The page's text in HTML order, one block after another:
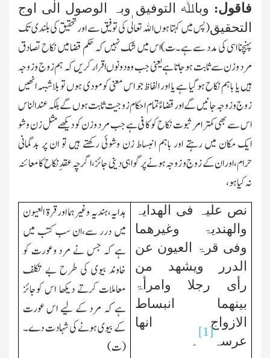
فاقول: وباﷲ التوفیق وبہ الوصول الٰی اوج
التحقیق(پس میں کہتا ہوں اﷲ تعالٰی کی توفیق سے اور تحقیق کی بلندی تك
پہنچنا اسی کی مدد سے ہے۔ت)اس میں شك نہیں کہ حکم قضا میں نکاح تصادق
مرد وزن سے ثابت ہوجاتا ہے یعنی جب وہ دونوں اقرار کریں کہ ہم زوج وزوجہ
ہیں یا باہم نکاح ہوگیا ہے یا اور الفاظ جو اس معنی کومودی ہوں تو بلاشبہہ انھیں
زوج وزوجہ جانیں گے اور قضاءً تمام احکام زوجیت ثابت ہوں گے بلکہ عندالناس
اس سے بھی کمتر امر ثبوت نکاح کو کافی ہے جب مرد وزن کو دیکھے مثل زن وشو
ایك مکان میں رہتے اور باہم انبساط زن وشوئی رکھتے ہیں تو ان پر بدگمانی
حرام،اوران کے زوج و زوجہ ہونے پر گواہی دینی جائز،اگرچہ عقدِنکاح کا معائنہ
نہ کیا ہو،
نص علیہ فی الھدایہ
والھندیۃ وغیرھما
وفی قرۃ العیون عن
الدرر ویشھد من
رأی رجلا وامرأۃ
بینھما انبساط
الازواج انھا
عرسہ
[1]
۔
ہدایہ،ہندیہ وغیرہما اور قرۃ العیون
میں درر سے،ان سب کتب میں
ہے کہ جس نے مرد وعورت کو
خاوند بیوی کی طرح بے تکلف
معاملات کرتے دیکھا اس کوجائز
ہے کہ مرد کے لیے اس عورت
کے بیوی ہونے کی شہادت دے۔
(ت)